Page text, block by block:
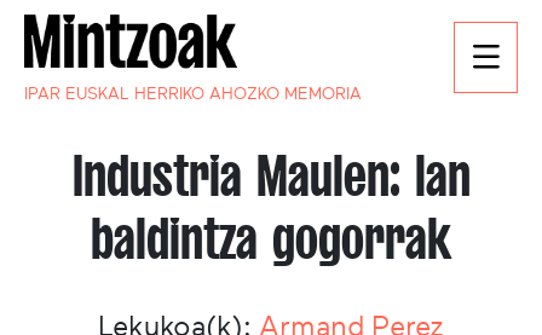
IPAR EUSKAL HERRIKO AHOZKO MEMORIA
Industria Maulen: lan
baldintza gogorrak
Lekukoa(k): Armand Perez